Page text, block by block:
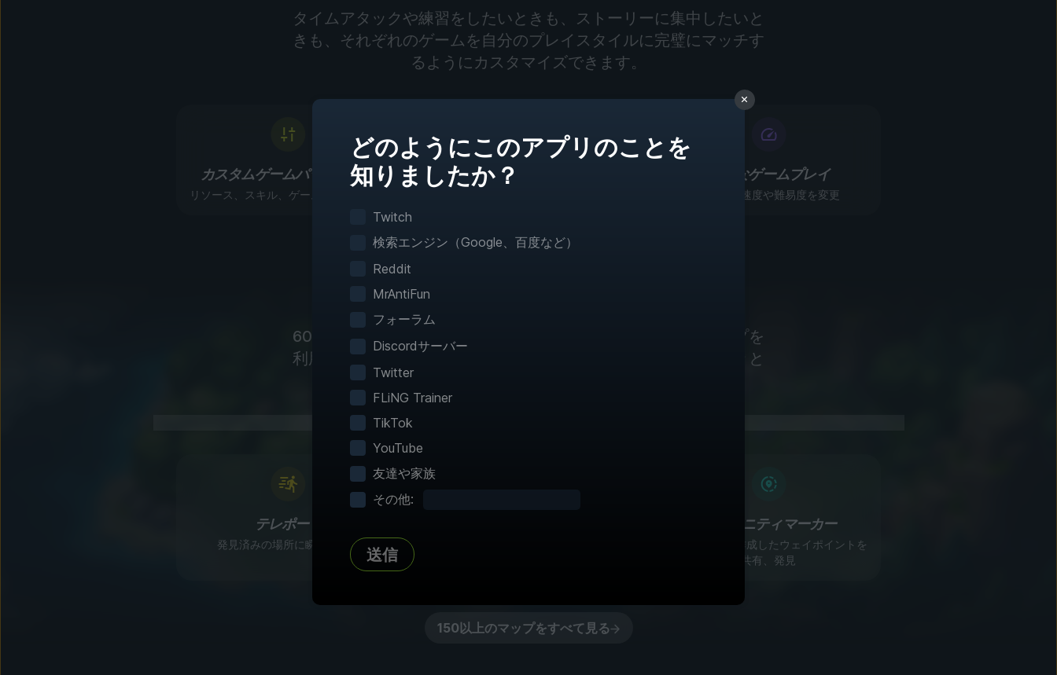
タイムアタックや練習をしたいときも、ストーリーに集中したいと
きも、それぞれのゲームを自分のプレイスタイルに完璧にマッチす
るようにカスタマイズできます。
カスタムゲームパラメーター
リソース、スキル、ゲームプレイを調節
トレーニングモード 柔軟なゲームプレイ
ゲームの速度や難易度を変更
今までにないゲーム操作
60を超えるゲームに対応するWeModのインタラクティブマップを
利用すると、瞬時のファストトラベルと詳細なマッピングで楽々と
テレポート
発見済みの場所に瞬時に移動
コミュニティマーカー
プレーヤーが作成したウェイポイントを
共有、発見
150以上のマップをすべて見る
どのようにこのアプリのことを
知りましたか？
Twitch
検索エンジン（Google、百度など）
Reddit
MrAntiFun
フォーラム
Discordサーバー
Twitter
FLiNG Trainer
TikTok
YouTube
友達や家族
その他:
送信